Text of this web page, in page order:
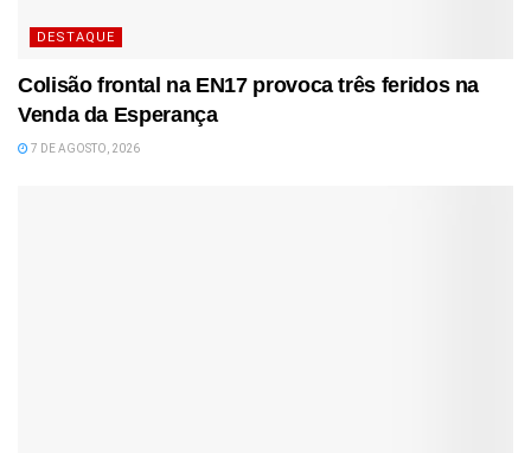
DESTAQUE
Colisão frontal na EN17 provoca três feridos na
Venda da Esperança
7 DE AGOSTO, 2026